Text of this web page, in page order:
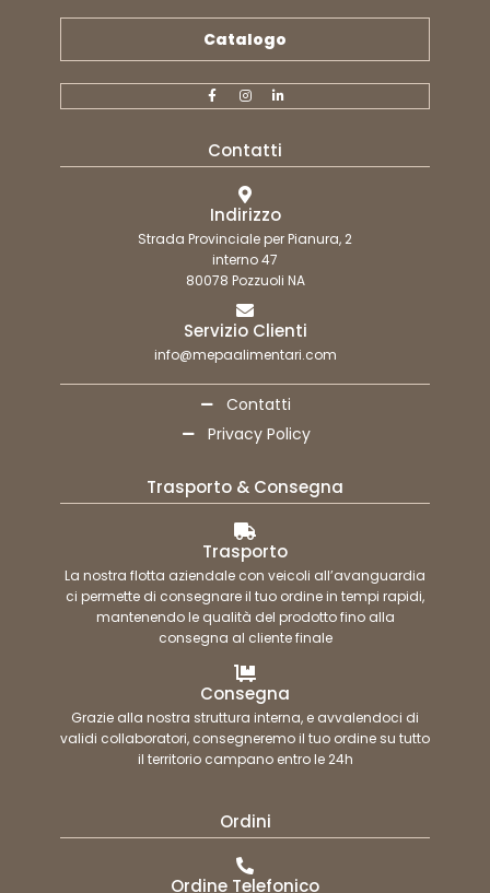
Catalogo
Contatti
Indirizzo
Strada Provinciale per Pianura, 2
interno 47
80078 Pozzuoli NA
Servizio Clienti
info@mepaalimentari.com
Contatti
Privacy Policy
Trasporto & Consegna
Trasporto
La nostra flotta aziendale con veicoli all’avanguardia
ci permette di consegnare il tuo ordine in tempi rapidi,
mantenendo le qualità del prodotto fino alla
consegna al cliente finale
Consegna
Grazie alla nostra struttura interna, e avvalendoci di
validi collaboratori, consegneremo il tuo ordine su tutto
il territorio campano entro le 24h
Ordini
Ordine Telefonico